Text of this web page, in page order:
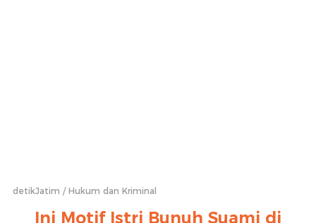
detikJatim Hukum dan Kriminal
Ini Motif Istri Bunuh Suami di